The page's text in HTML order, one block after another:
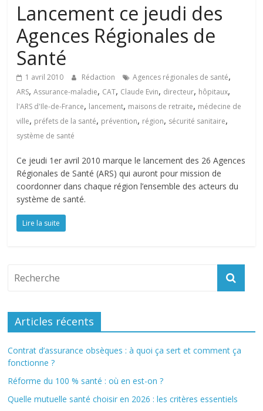
famille
Lancement ce jeudi des
Agences Régionales de
Santé
1 avril 2010 Rédaction Agences régionales de santé,
ARS,Assurance-maladie, CAT, Claude Evin, directeur, hôpitaux,
l'ARS d'Ile-de-France, lancement, maisons de retraite, médecine de
ville, préfets de la santé, prévention, région, sécurité sanitaire,
système de santé
Ce jeudi 1er avril 2010 marque le lancement des 26 Agences
Régionales de Santé (ARS) qui auront pour mission de
coordonner dans chaque région l’ensemble des acteurs du
système de santé.
Lire la suite
Articles récents
Contrat d’assurance obsèques : à quoi ça sert et comment ça
fonctionne ?
Réforme du 100 % santé : où en est-on ?
Quelle mutuelle santé choisir en 2026 : les critères essentiels